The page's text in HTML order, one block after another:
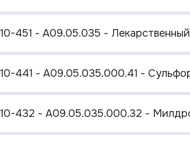
451 - A09.05.035 -
441 - A09.05.035.000.41 -
432 - A09.05.035.000.32 -